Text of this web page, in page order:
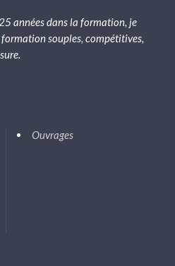
années dans la formation, je
souples, compétitives,
Ouvrages